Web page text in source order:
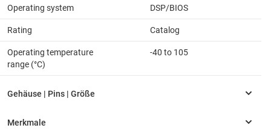
Operating system DSP/BIOS
Rating Catalog
Operating temperature
range (°C)
-40 to 105